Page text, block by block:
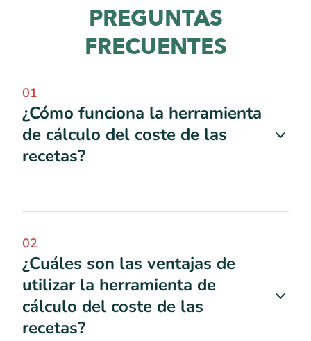
PREGUNTAS
FRECUENTES
01
¿Cómo funciona la herramienta
de cálculo del coste de las
recetas?
02
¿Cuáles son las ventajas de
utilizar la herramienta de
cálculo del coste de las
recetas?